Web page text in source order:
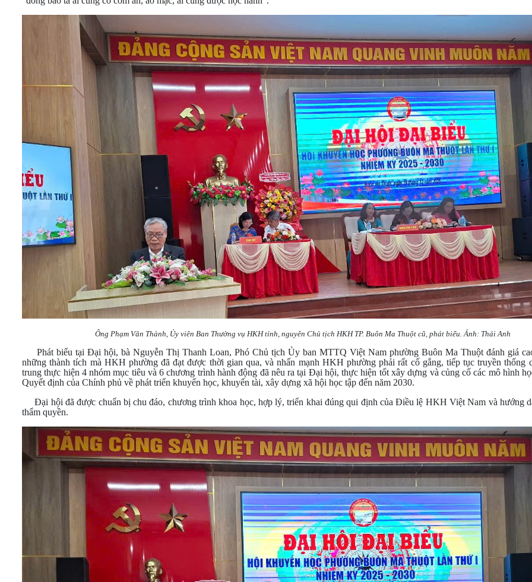
Ông Phạm Văn Thành, Ủy viên Ban Thường vụ HKH tỉnh, nguyên Chủ tịch HKH TP. Buôn Ma Thuột cũ, phát biểu. Ảnh: Thái Anh
Phát biểu tại Đại hội, bà Nguyễn Thị Thanh Loan, Phó Chủ tịch Ủy ban MTTQ Việt Nam phường Buôn Ma Thuột đánh giá
những thành tích mà HKH phường đã đạt được thời gian qua, và nhấn mạnh HKH phường phải rất cố gắng, tiếp tục truyền thống
trung thực hiện 4 nhóm mục tiêu và 6 chương trình hành động đã nêu ra tại Đại hội, thực hiện tốt xây dựng và củng cố các mô hình
Quyết định của Chính phủ về phát triển khuyến học, khuyến tài, xây dựng xã hội học tập đến năm 2030.
Đại hội đã được chuẩn bị chu đáo, chương trình khoa học, hợp lý, triển khai đúng qui định của Điều lệ HKH Việt Nam và hướng
thẩm quyền.